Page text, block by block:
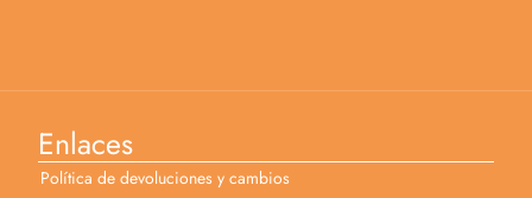
Enlaces
Política de devoluciones y cambios